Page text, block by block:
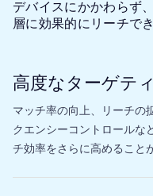
デバイスにかかわらず
層に効果的にリーチでき
高度なターゲテ
マッチ率の向上、リーチの
クエンシーコントロールな
チ効率をさらに高めること